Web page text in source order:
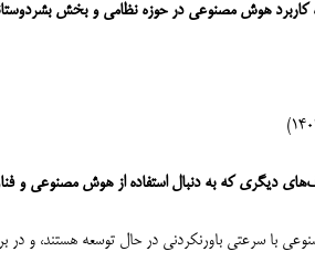
کاربردهوش مصنوعی در حوزه نظامی و بخش
دیگری که به دنبال استفاده از هوش مصنوعی و
با سرعتی باورنکردنی در حال توسعه هستند، و در برخی